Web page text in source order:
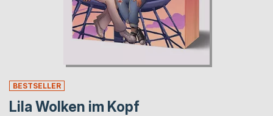
BESTSELLER
Lila Wolken im Kopf